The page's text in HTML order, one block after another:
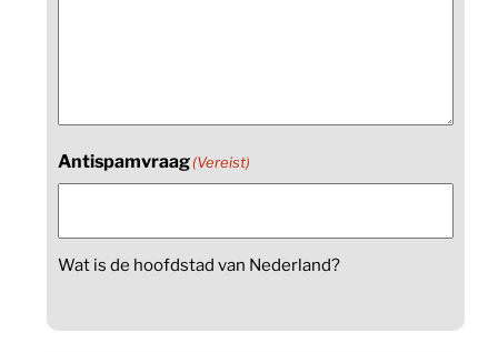
Antispamvraag(Vereist)
Wat is de hoofdstad van Nederland?